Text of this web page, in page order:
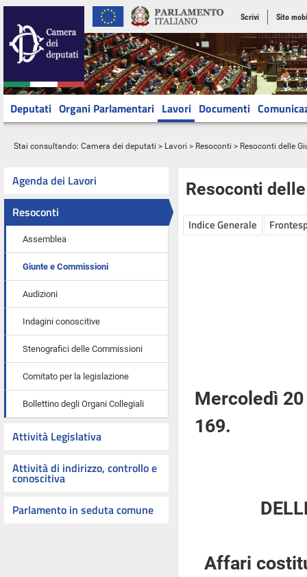
Scrivi Sito
Deputati Organi Parlamentari Lavori Documenti
Stai consultando: Camera dei deputati > Lavori > Resoconti > Resoconti delle
Agenda dei Lavori
Resoconti
Assemblea
Giunte e Commissioni
Audizioni
Indagini conoscitive
Stenografici delle Commissioni
Comitato per la legislazione
Bollettino degli Organi Collegiali
Attività Legislativa
Attività di indirizzo, controllo e
conoscitiva
Parlamento in seduta comune
Resoconti
Indice Generale
Mercoledì
169.
Affari